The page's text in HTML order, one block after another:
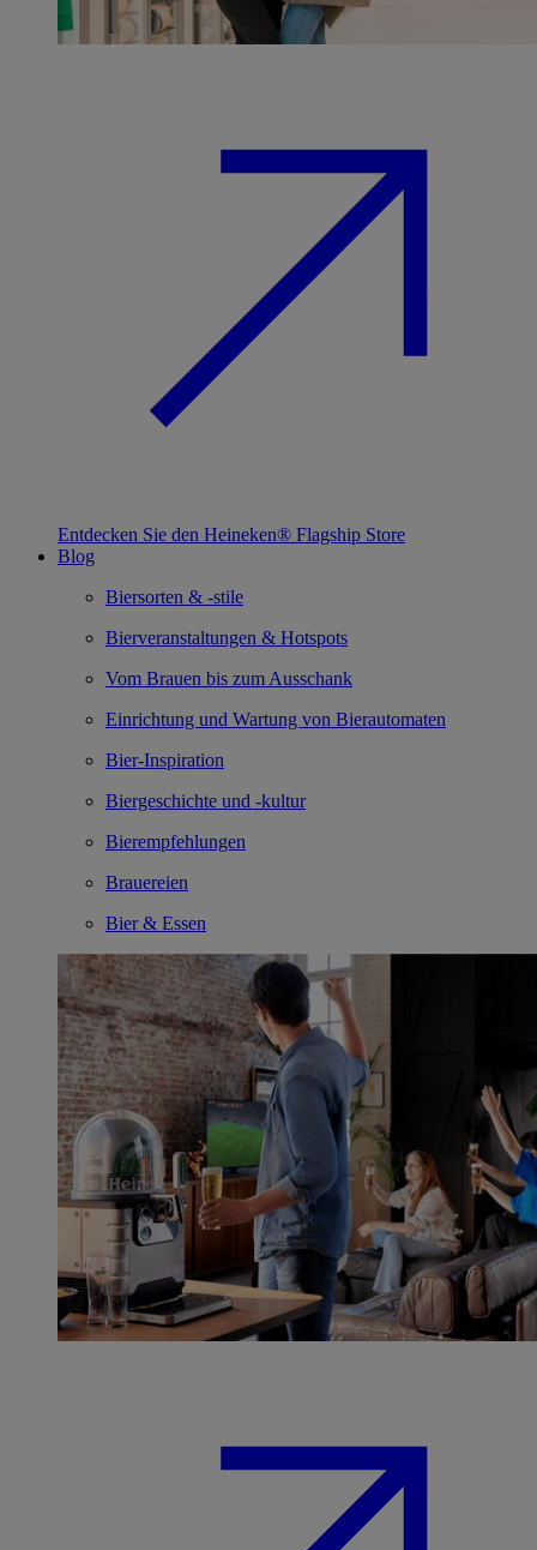
Entdecken Sie den Heineken® Flagship Store
Blog
Biersorten & -stile
Bierveranstaltungen & Hotspots
Vom Brauen bis zum Ausschank
Einrichtung und Wartung von Bierautomaten
Bier-Inspiration
Biergeschichte und -kultur
Bierempfehlungen
Brauereien
Bier & Essen